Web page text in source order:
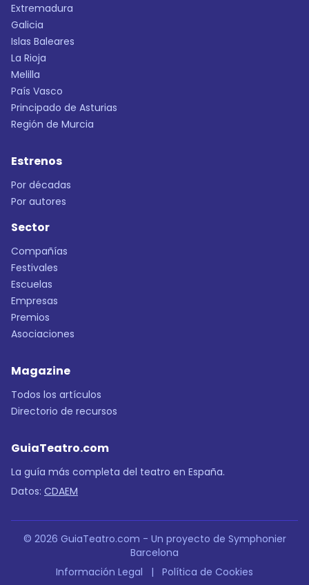
Extremadura
Galicia
Islas Baleares
La Rioja
Melilla
País Vasco
Principado de Asturias
Región de Murcia
Estrenos
Por décadas
Por autores
Sector
Compañías
Festivales
Escuelas
Empresas
Premios
Asociaciones
Magazine
Todos los artículos
Directorio de recursos
GuiaTeatro.com
La guía más completa del teatro en España.
Datos: CDAEM
© 2026 GuiaTeatro.com - Un proyecto de Symphonier
Barcelona
Información Legal
| Política de Cookies